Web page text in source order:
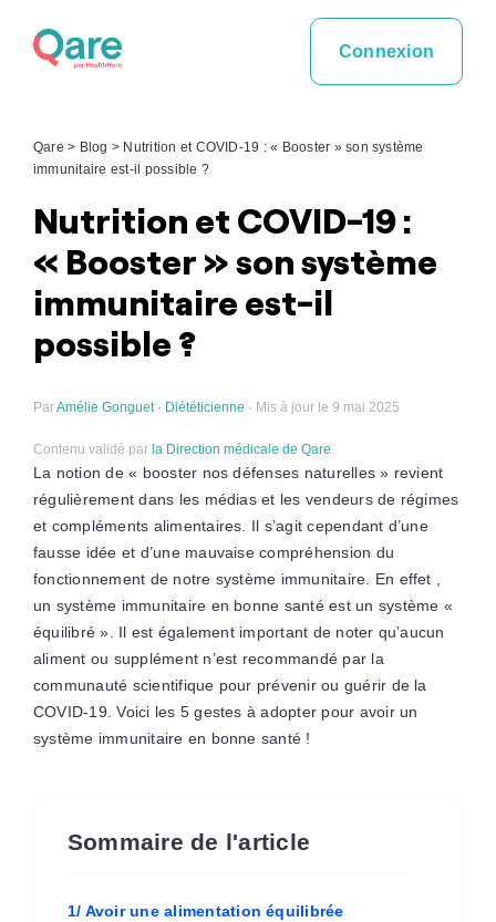
Connexion
Qare > Blog > Nutrition et COVID-19 : « Booster » son système
immunitaire est-il possible ?
Nutrition et COVID-19 :
« Booster » son système
immunitaire est-il
possible ?
ParAmélie Gonguet · Diététicienne · Mis à jour le 9 mai 2025
Contenu validé par la Direction médicale de Qare.
La notion de « booster nos défenses naturelles » revient
régulièrement dans les médias et les vendeurs de régimes
et compléments alimentaires. Il s’agit cependant d’une
fausse idée et d’une mauvaise compréhension du
fonctionnement de notre système immunitaire. En effet ,
un système immunitaire en bonne santé est un système «
équilibré ». Il est également important de noter qu’aucun
aliment ou supplément n’est recommandé par la
communauté scientifique pour prévenir ou guérir de la
COVID-19. Voici les 5 gestes à adopter pour avoir un
système immunitaire en bonne santé !
Sommaire de l'article
1/ Avoir une alimentation équilibrée